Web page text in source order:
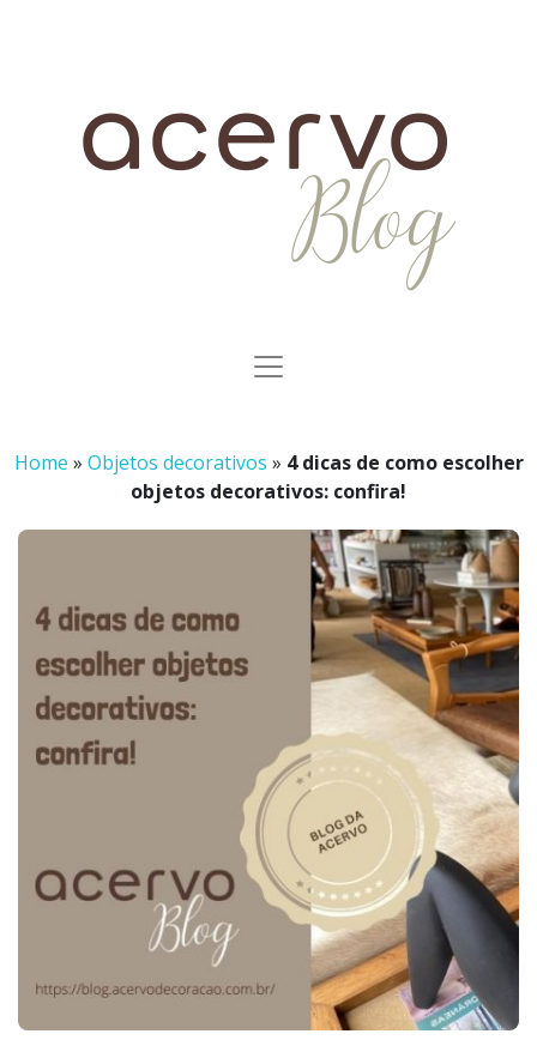
Home » Objetos decorativos » 4 dicas de como escolher
objetos decorativos: confira!